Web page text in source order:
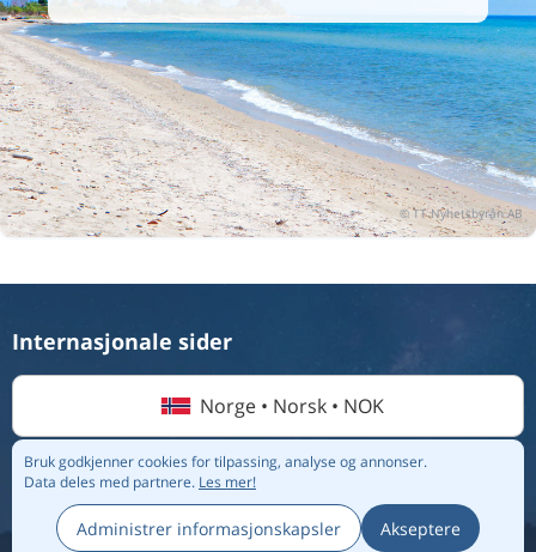
Bruk godkjenner cookies for tilpassing, analyse og annonser.
Data deles med partnere. Les mer!
Administrer informasjonskapsler Akseptere
Internasjonale sider
Norge • Norsk • NOK
© 2026 Flightmate AB |Destinasjoner
Om oss
Personvernregler